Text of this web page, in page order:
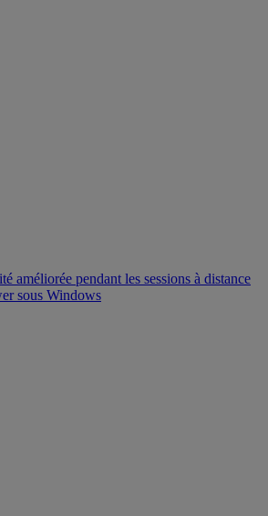
améliorée pendant les sessions à distance
sous Windows